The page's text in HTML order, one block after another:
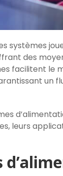
systèmes
des
facilitent le
un
leurs